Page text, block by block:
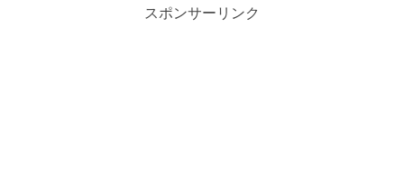
スポンサーリンク